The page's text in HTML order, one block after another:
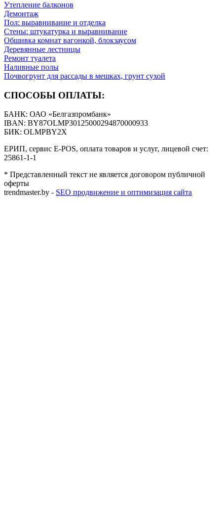
Утепление балконов
Демонтаж
Пол: выравнивание и отделка
Стены: штукатурка и выравнивание
Обшивка комнат вагонкой, блокзаусом
Деревянные лестницы
Ремонт туалета
Наливные полы
Почвогрунт для рассады в мешках, грунт сухой
СПОСОБЫ ОПЛАТЫ:
БАНК: ОАО «Белгазпромбанк»
IBAN: BY87OLMP30125000294870000933
БИК: OLMPBY2X
ЕРИП, сервис E-POS, оплата товаров и услуг, лицевой счет:
25861-1-1
* Представленный текст не является договором публичной
оферты
trendmaster.by - SEO продвижение и оптимизация сайта